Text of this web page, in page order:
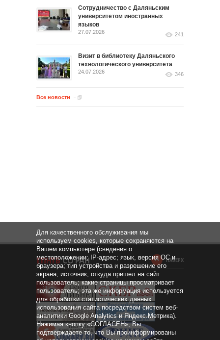
Сотрудничество с Даляньским
университетом иностранных
языков
27.07.2026 241
Визит в библиотеку Даляньского
технологического университета
24.07.2026 346
Все новости
НАВЕРХ
Для качественного обслуживания мы
используем cookies, которые сохраняются на
Вашем компьютере (сведения о
местоположении; IP-адрес; язык, версия ОС и
браузера; тип устройства и разрешение его
экрана; источник, откуда пришел на сайт
пользователь; какие страницы просматривает
пользователь; эта же информация используется
для обработки статистических данных
использования сайта посредством систем веб-
аналитики Google Analytics и Яндекс.Метрика).
Нажимая кнопку «СОГЛАСЕН», Вы
подтверждаете то, что Вы проинформированы